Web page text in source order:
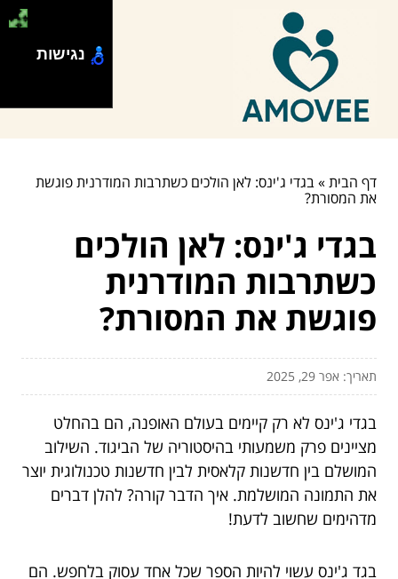
דף הבית»בגדי ג'ינס: לאן הולכים כשתרבות המודרנית פוגשת
את המסורת?
בגדי ג'ינס: לאן הולכים
כשתרבות המודרנית
פוגשת את המסורת?
תאריך: אפר 29, 2025
בגדי ג'ינס לא רק קיימים בעולם האופנה, הם בהחלט
מציינים פרק משמעותי בהיסטוריה של הביגוד. השילוב
המושלם בין חדשנות קלאסית לבין חדשנות טכנולוגית יוצר
את התמונה המושלמת. איך הדבר קורה? להלן דברים
מדהימים שחשוב לדעת!
בגד ג'ינס עשוי להיות הספר שכל אחד עסוק בלחפש. הם
נגישות